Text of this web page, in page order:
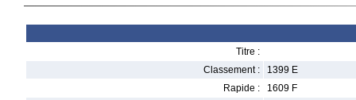
Titre :
Classement :
1399 E
Rapide :
1609 F